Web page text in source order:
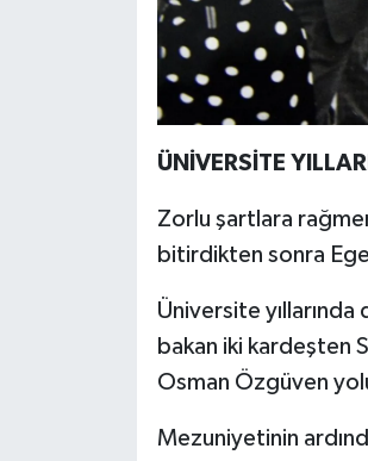
ÜNİVERSİTE
Zorlu şartlara
bitirdikten sonra
Üniversite
bakan iki kardeşten
Osman Özgüven
Mezuniyetinin